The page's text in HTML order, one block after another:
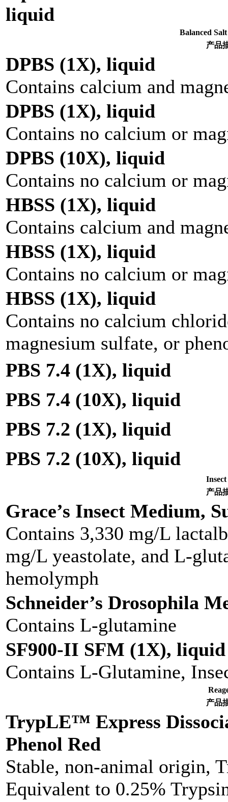
liquid
Balanced
产品
DPBS (1X), liquid
Contains calcium and
DPBS (1X), liquid
Contains no calcium or
DPBS (10X), liquid
Contains no calcium or
HBSS (1X), liquid
Contains calcium and
HBSS (1X), liquid
Contains no calcium or
HBSS (1X), liquid
Contains no calcium
magnesium sulfate, or
PBS 7.4 (1X), liquid
PBS 7.4 (10X), liquid
PBS 7.2 (1X), liquid
PBS 7.2 (10X), liquid
产品
Grace’s Insect Medium,
Contains 3,330 mg/L
mg/L yeastolate, and L-
hemolymph
Schneider’s Drosophila
Contains L-glutamine
SF900-II SFM (1X), liquid
Contains L-Glutamine,
产品
TrypLE™ Express
Phenol Red
Stable, non-animal origin,
Equivalent to 0.25%